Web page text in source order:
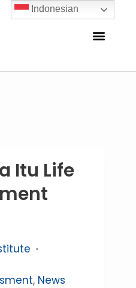
Itu Life
, News
Indonesian